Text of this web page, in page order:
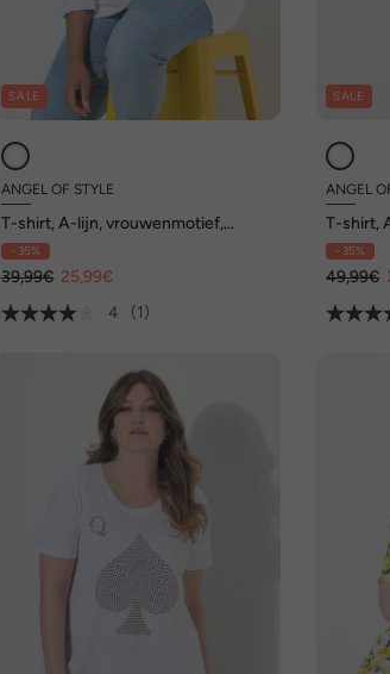
SALE
ANGEL OF STYLE
T-shirt, A-lijn, vrouwenmotief,
rolranden
- 35%
39,99€ 25,99€
4
(1)
SALE
ANGEL
T-shirt,
met
- 35%
49,99€